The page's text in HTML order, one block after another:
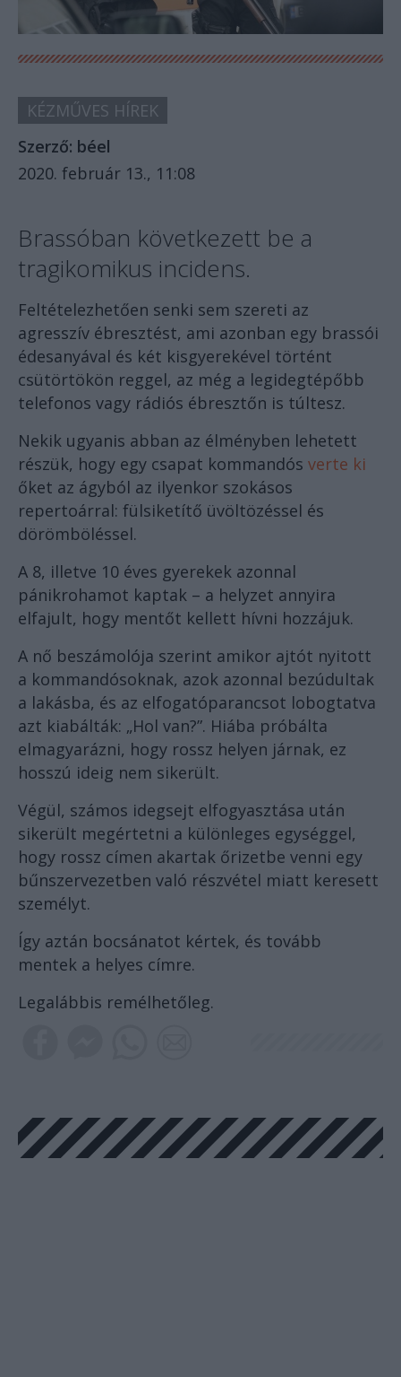
KÉZMŰVES HÍREK
Szerző: béel
2020. február 13., 11:08
Brassóban következett be a
tragikomikus incidens.
Feltételezhetően senki sem szereti az
agresszív ébresztést, ami azonban egy brassói
édesanyával és két kisgyerekével történt
csütörtökön reggel, az még a legidegtépőbb
telefonos vagy rádiós ébresztőn is túltesz.
Nekik ugyanis abban az élményben lehetett
részük, hogy egy csapat kommandós verte ki
őket az ágyból az ilyenkor szokásos
repertoárral: fülsiketítő üvöltözéssel és
dörömböléssel.
A 8, illetve 10 éves gyerekek azonnal
pánikrohamot kaptak – a helyzet annyira
elfajult, hogy mentőt kellett hívni hozzájuk.
A nő beszámolója szerint amikor ajtót nyitott
a kommandósoknak, azok azonnal bezúdultak
a lakásba, és az elfogatóparancsot lobogtatva
azt kiabálták: „Hol van?”. Hiába próbálta
elmagyarázni, hogy rossz helyen járnak, ez
hosszú ideig nem sikerült.
Végül, számos idegsejt elfogyasztása után
sikerült megértetni a különleges egységgel,
hogy rossz címen akartak őrizetbe venni egy
bűnszervezetben való részvétel miatt keresett
személyt.
Így aztán bocsánatot kértek, és tovább
mentek a helyes címre.
Legalábbis remélhetőleg.